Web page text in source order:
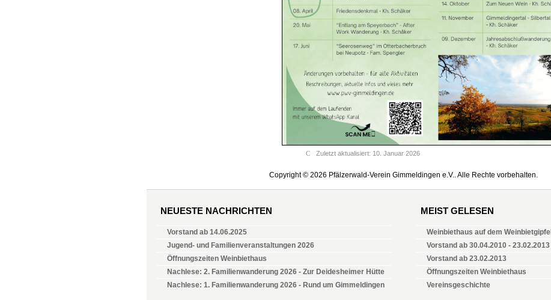
Zuletzt aktualisiert: 10. Januar 2026
Copyright © 2026 Pfälzerwald-Verein Gimmeldingen e.V.. Alle Rechte vorbehalten.
NEUESTE NACHRICHTEN
Vorstand ab 14.06.2025
Jugend- und Familienveranstaltungen 2026
Öffnungszeiten Weinbiethaus
Nachlese: 2. Familienwanderung 2026 - Zur Deidesheimer Hütte
Nachlese: 1. Familienwanderung 2026 - Rund um Gimmeldingen
MEIST GELESEN
Weinbiethaus auf dem Weinbietgipfel
Vorstand ab 30.04.2010 - 23.02.2013
Vorstand ab 23.02.2013
Öffnungszeiten Weinbiethaus
Vereinsgeschichte